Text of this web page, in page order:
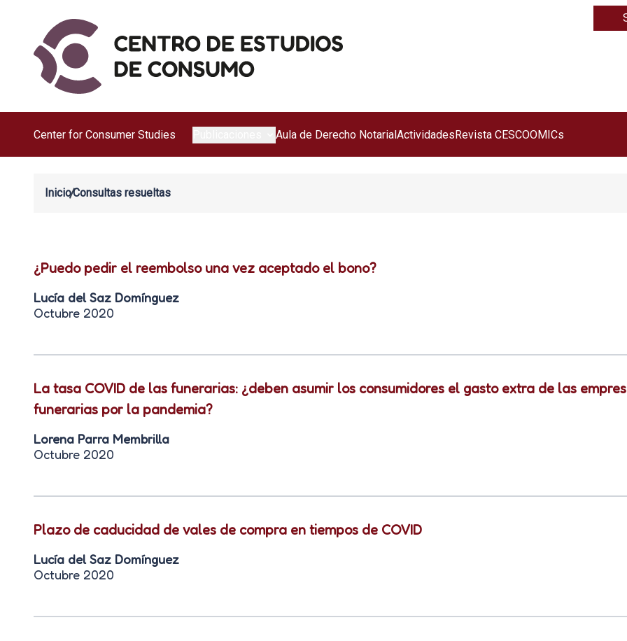
Center for Consumer Studies Aula de Derecho NotarialActividadesRevista CESCOOMICs
InicioConsultas resueltas
¿Puedo pedir el reembolso una vez aceptado el bono?
Lucía del Saz Domínguez
Octubre 2020
La tasa COVID de las funerarias: ¿deben asumir los consumidores el gasto extra de las
funerarias por la pandemia?
Lorena Parra Membrilla
Octubre 2020
Plazo de caducidad de vales de compra en tiempos de COVID
Lucía del Saz Domínguez
Octubre 2020